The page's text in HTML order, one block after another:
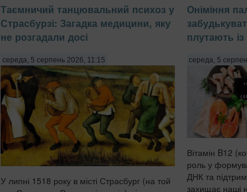
зап'ястки починають інтенсивно терти їх
одне об одне. Це підвищує температуру
шкіри та руйнує молекули верхніх,
найфруктовіших чи найсвіжіших нот,
передають Патріоти України. Парфум слід
просто розпилювати і дава...
Таємничий танцювальний психоз у
Страсбурзі: Загадка медицини, яку
не розгадали досі
середа, 5 серпень 2026, 11:15
У липні 1518 року в місті Страсбург (на той
Оніміння
плутають
середа, 5
Вітамін B12
роль у
ДНК та
захищає наші